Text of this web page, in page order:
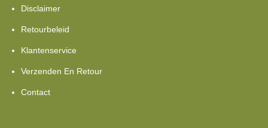
Disclaimer
Retourbeleid
Klantenservice
Verzenden En Retour
Contact